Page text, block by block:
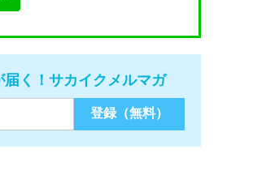
く！サカイクメルマガ